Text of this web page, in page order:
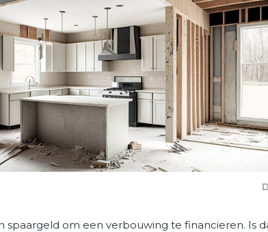
spaargeld om een verbouwing te financieren. Is